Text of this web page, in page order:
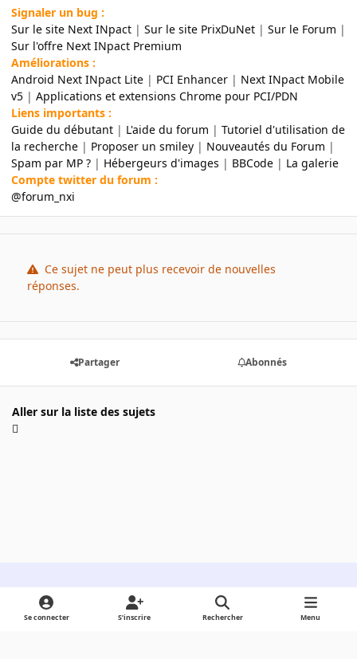
Signaler un bug :
Sur le site Next INpact | Sur le site PrixDuNet | Sur le Forum |
Sur l'offre Next INpact Premium
Améliorations :
Android Next INpact Lite | PCI Enhancer | Next INpact Mobile
v5 | Applications et extensions Chrome pour PCI/PDN
Liens importants :
Guide du débutant | L'aide du forum | Tutoriel d'utilisation de
la recherche | Proposer un smiley | Nouveautés du Forum |
Spam par MP ? | Hébergeurs d'images | BBCode | La galerie
Compte twitter du forum :
@forum_nxi
Ce sujet ne peut plus recevoir de nouvelles
réponses.
Partager Abonnés
Aller sur la liste des sujets
Light ModeDark ModeSystem Preference
Se connecter S’inscrire Rechercher Menu